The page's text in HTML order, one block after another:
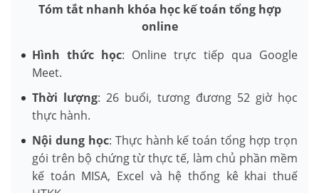
Tóm tắt nhanh khóa học kế toán tổng hợp
online
Hình thức học: Online trực tiếp qua Google
Meet.
Thời lượng: 26 buổi, tương đương 52 giờ học
thực hành.
Nội dung học: Thực hành kế toán tổng hợp trọn
gói trên bộ chứng từ thực tế, làm chủ phần mềm
kế toán MISA, Excel và hệ thống kê khai thuế